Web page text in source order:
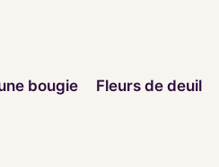
bougie Fleurs de deuil